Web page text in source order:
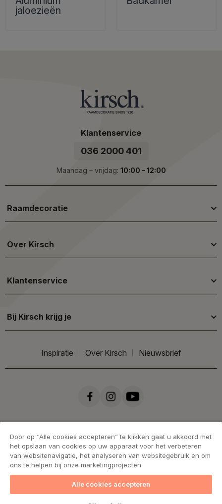
jaloezieën
Klantenservice
036 2000 401
Maandag – vrijdag: 10:00 – 12:00
Raamdecoratie
Over Kirsch
Klantenservice
Bij Kirsch krijg je
Inspiratie Over Kirsch Nieuwsbrief
Handelsvoorwaarden Cookies
Door op “Alle cookies accepteren” te klikken gaat u akkoord met
het opslaan van cookies op uw apparaat voor het verbeteren
van websitenavigatie, het analyseren van websitegebruik en om
ons te helpen bij onze marketingprojecten.
Alle cookies accepteren